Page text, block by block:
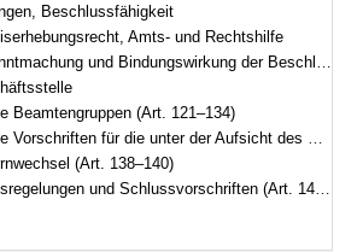
Beschlussfähigkeit
Amts- und Rechtshilfe
und Bindungswirkung der Beschlüsse
Beamtengruppen (Art. 121–134)
Aufsicht des Staates stehenden Körperschaften, Anstalten und Stiftungen des öffentlichen Rechts (Art. 135–137)
(Art. 138–140)
und Schlussvorschriften (Art. 141–147)